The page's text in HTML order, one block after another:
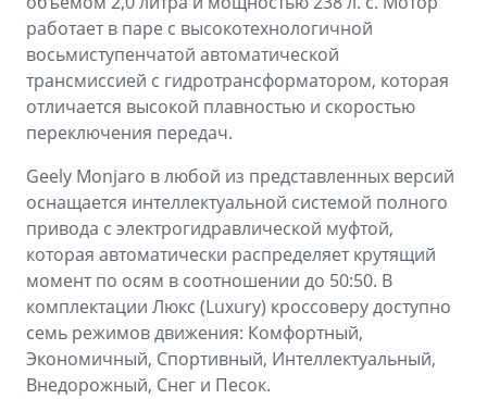
работает в паре с высокотехнологичной
восьмиступенчатой автоматической
трансмиссией с гидротрансформатором, которая
отличается высокой плавностью и скоростью
переключения передач.
Geely Monjaro в любой из представленных версий
оснащается интеллектуальной системой полного
привода с электрогидравлической муфтой,
которая автоматически распределяет крутящий
момент по осям в соотношении до 50:50. В
комплектации Люкс (Luxury) кроссоверу доступно
семь режимов движения: Комфортный,
Экономичный, Спортивный, Интеллектуальный,
Внедорожный, Снег и Песок.